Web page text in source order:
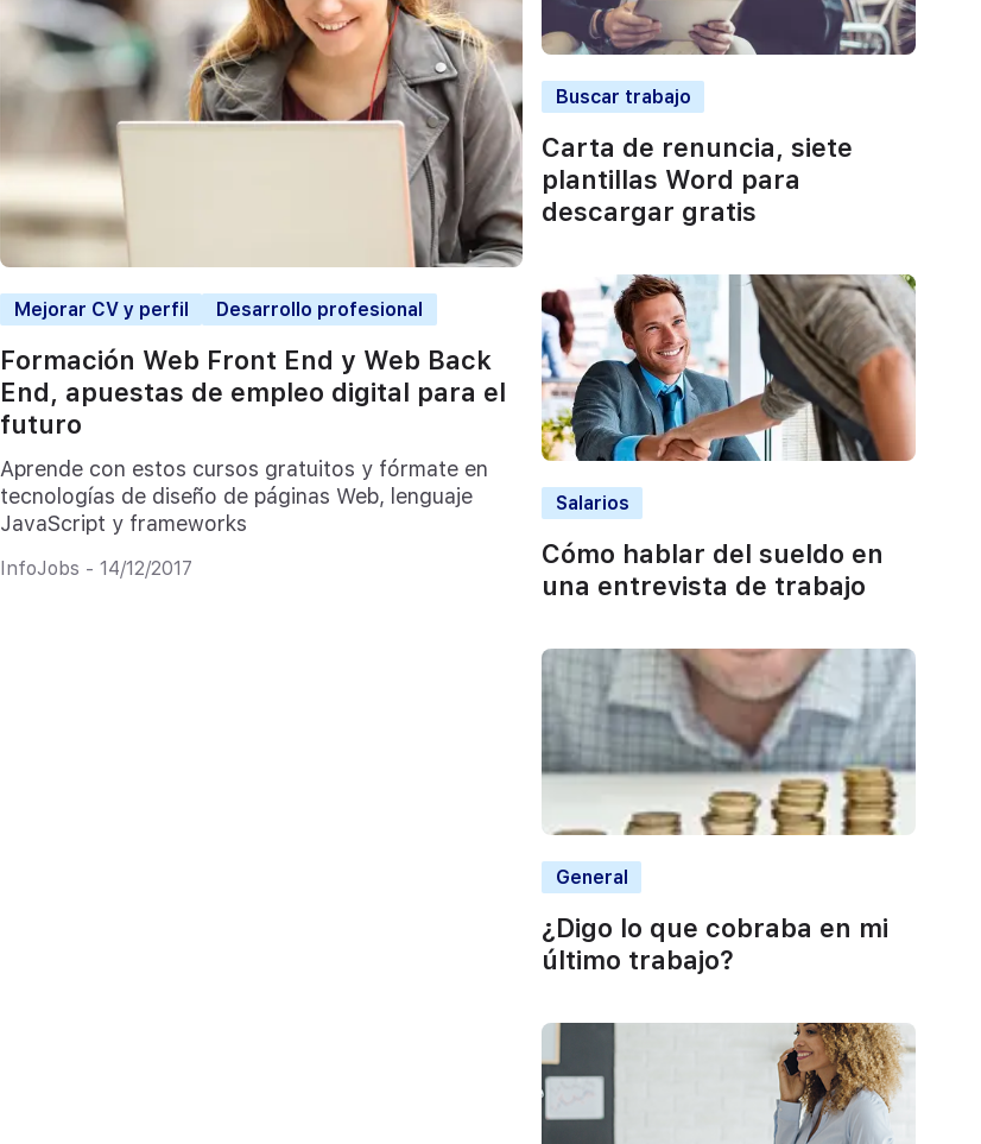
Mejorar CV y perfil Desarrollo profesional
Formación Web Front End y Web Back
End, apuestas de empleo digital para el
futuro
Aprende con estos cursos gratuitos y fórmate en
tecnologías de diseño de páginas Web, lenguaje
JavaScript y frameworks
InfoJobs - 14/12/2017
Buscar trabajo
Carta de renuncia, siete
plantillas Word para
descargar gratis
Salarios
Cómo hablar del sueldo en
una entrevista de trabajo
General
¿Digo lo que cobraba en mi
último trabajo?